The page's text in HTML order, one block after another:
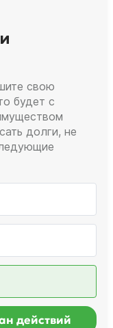
свою
будет с
долги, не
действий